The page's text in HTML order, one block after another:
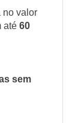
no valor
até 60
sem